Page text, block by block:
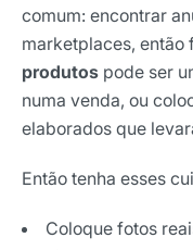
comum: encontrar
marketplaces, então
produtos pode ser
numa venda, ou
elaborados que
Então tenha esses
Coloque fotos